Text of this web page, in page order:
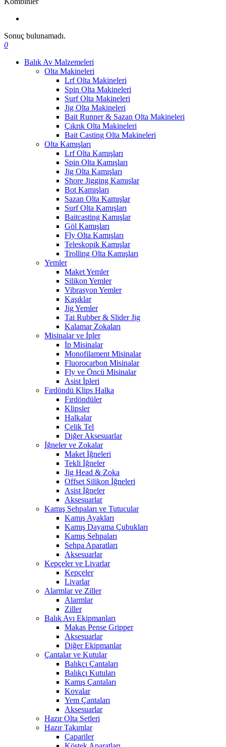
Sonuç bulunamadı.
0
Balık Av Malzemeleri
Olta Makineleri
Lrf Olta Makineleri
Spin Olta Makineleri
Surf Olta Makineleri
Jig Olta Makineleri
Bait Runner & Sazan Olta Makineleri
Çıkrık Olta Makineleri
Bait Casting Olta Makineleri
Olta Kamışları
Lrf Olta Kamışları
Spin Olta Kamışları
Jig Olta Kamışları
Shore Jigging Kamışlar
Bot Kamışları
Sazan Olta Kamışlar
Surf Olta Kamışları
Baitcasting Kamışlar
Göl Kamışları
Fly Olta Kamışları
Teleskopik Kamışlar
Trolling Olta Kamışları
Yemler
Maket Yemler
Silikon Yemler
Vibrasyon Yemler
Kaşıklar
Jig Yemler
Tai Rubber & Slider Jig
Kalamar Zokaları
Misinalar ve İpler
İp Misinalar
Monofilament Misinalar
Fluorocarbon Misinalar
Fly ve Öncü Misinalar
Asist İpleri
Fırdöndü Klips Halka
Fırdöndüler
Klipsler
Halkalar
Çelik Tel
Diğer Aksesuarlar
İğneler ve Zokalar
Maket İğneleri
Tekli İğneler
Jig Head & Zoka
Offset Silikon İğneleri
Asist İğneler
Aksesuarlar
Kamış Sehpaları ve Tutucular
Kamış Ayakları
Kamış Dayama Çubukları
Kamış Sehpaları
Sehpa Aparatları
Aksesuarlar
Kepçeler ve Livarlar
Kepçeler
Livarlar
Alarmlar ve Ziller
Alarmlar
Ziller
Balık Avı Ekipmanları
Makas Pense Gripper
Aksesuarlar
Diğer Ekipmanlar
Çantalar ve Kutular
Balıkçı Çantaları
Balıkçı Kutuları
Kamış Çantaları
Kovalar
Yem Çantaları
Aksesuarlar
Hazır Olta Setleri
Hazır Takımlar
Çapariler